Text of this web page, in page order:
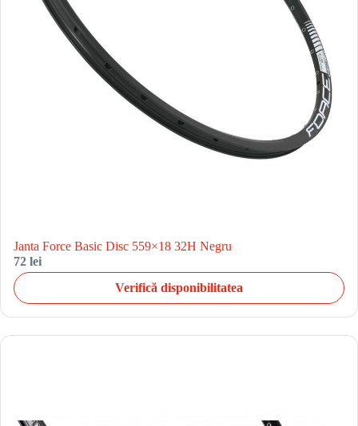
Janta Force Basic Disc 559×18 32H Negru
72 lei
Verifică disponibilitatea